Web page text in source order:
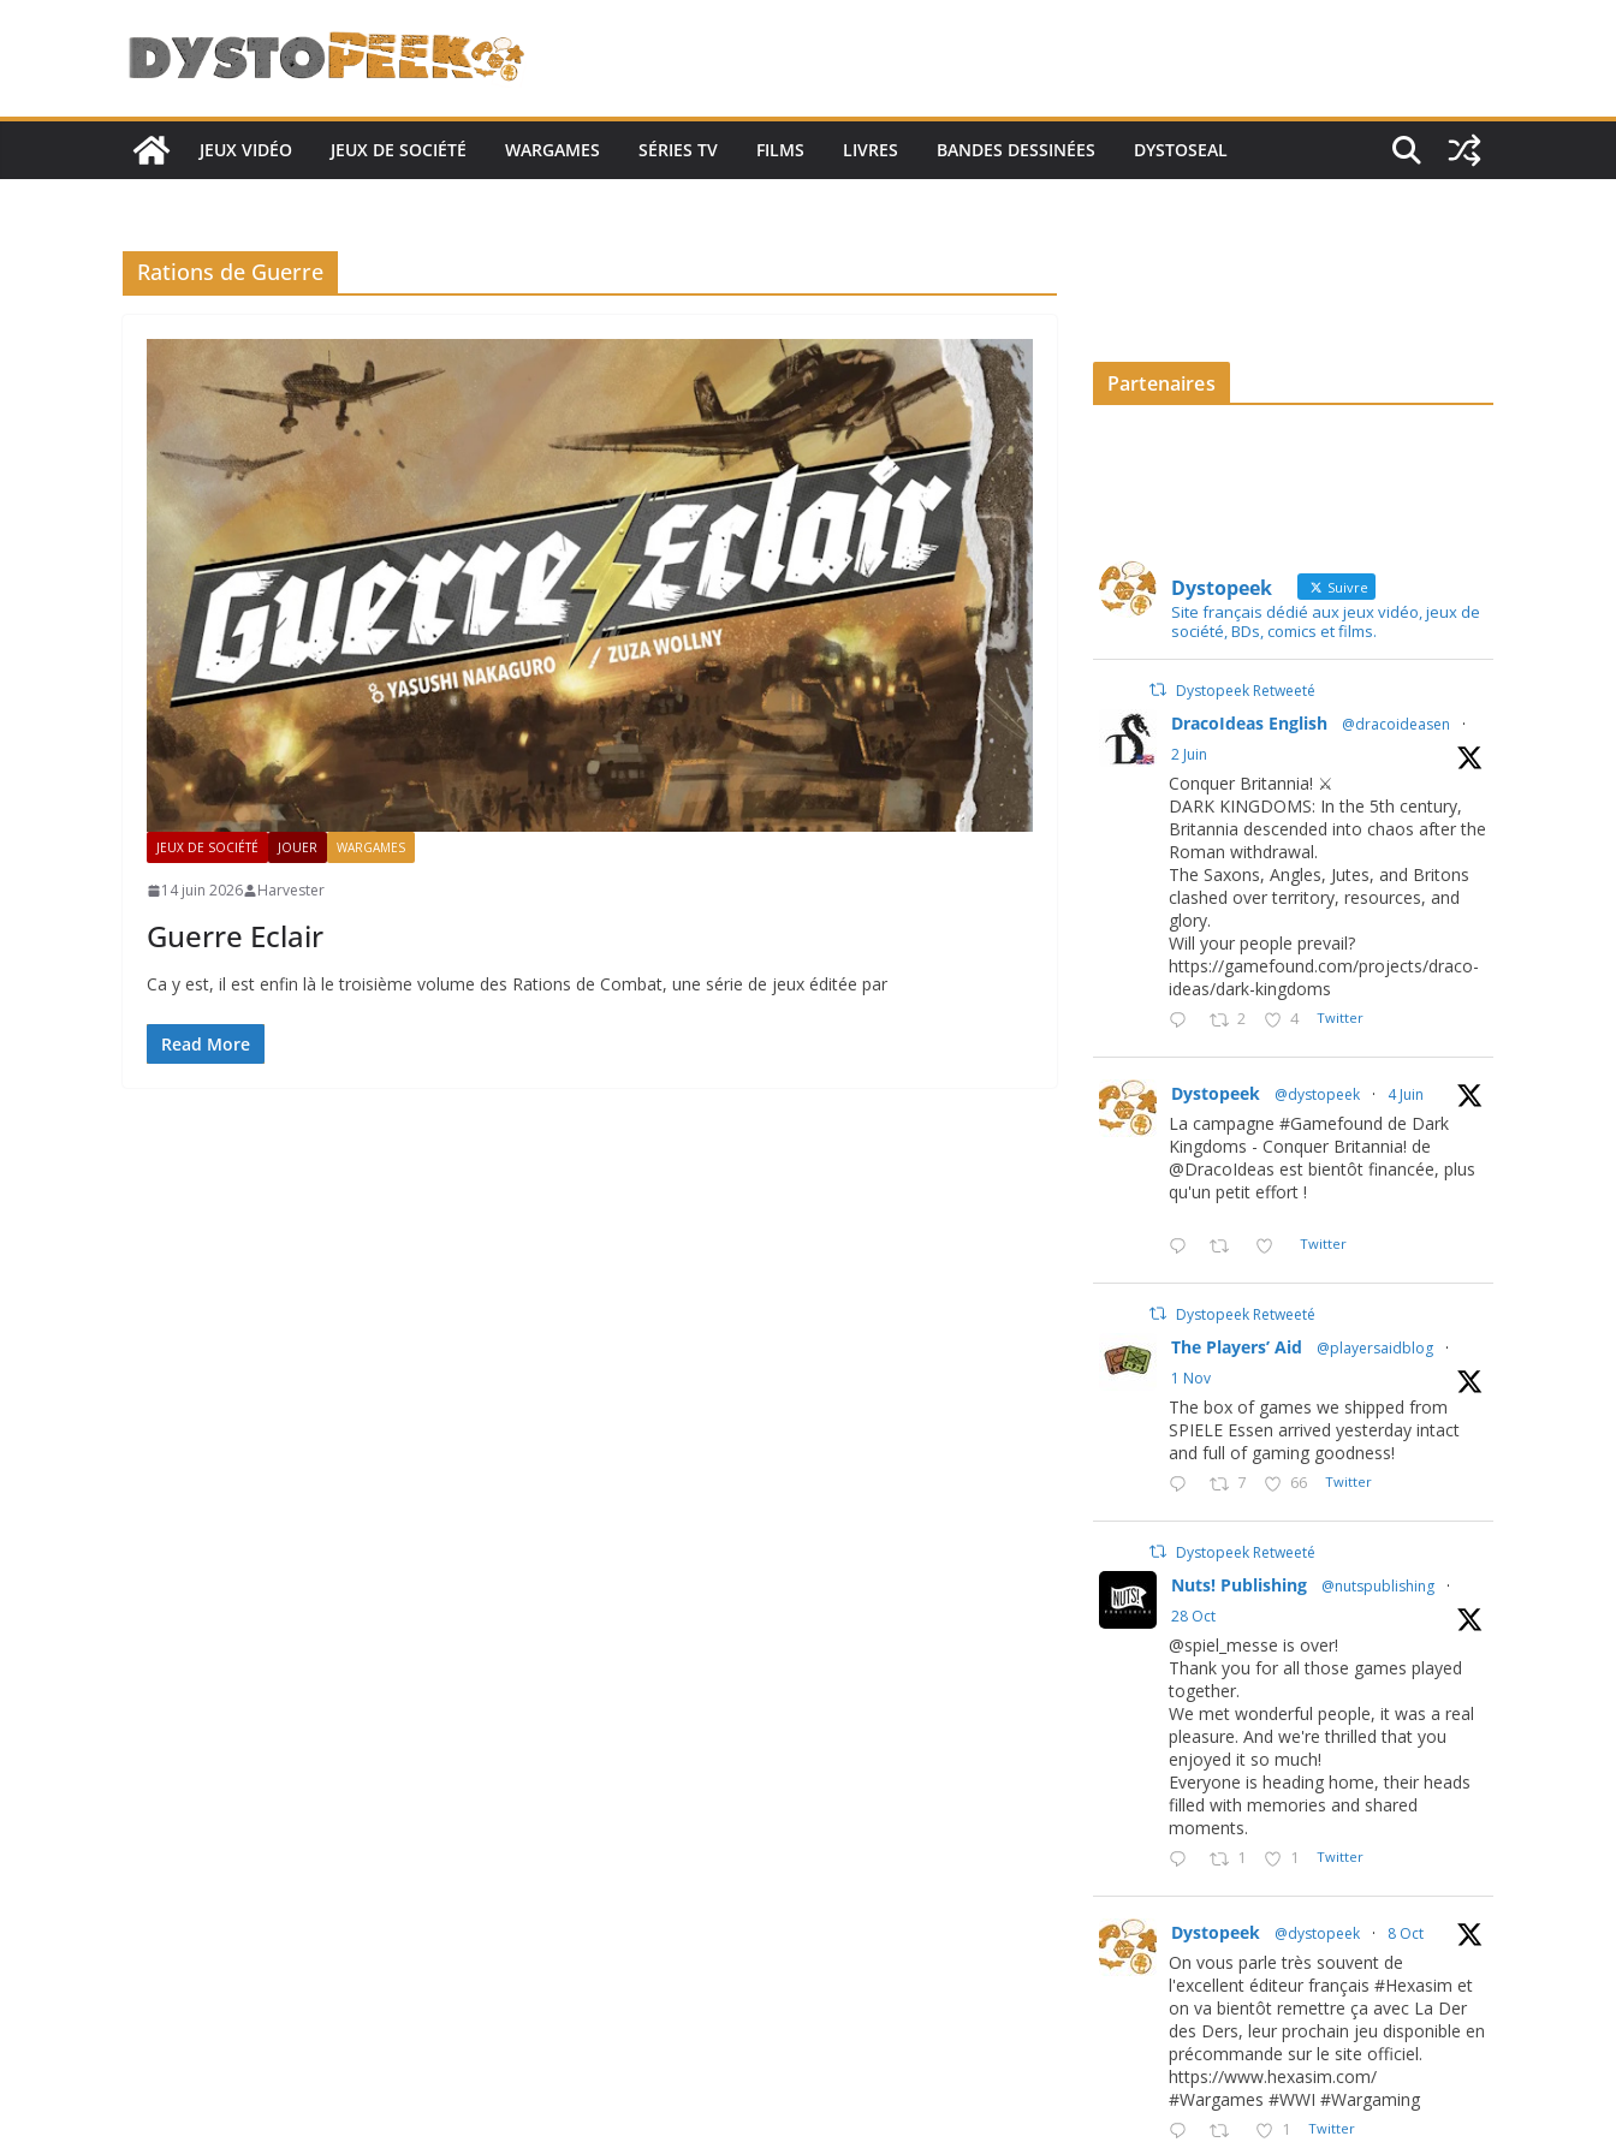
JEUX VIDÉO JEUX DE SOCIÉTÉ WARGAMES SÉRIES TV FILMS LIVRES BANDES DESSINÉES DYSTOSEAL
Rations de Guerre
JEUX DE SOCIÉTÉ JOUER WARGAMES
14 juin 2026 Harvester
Guerre Eclair
Ca y est, il est enfin là le troisième volume des Rations de Combat, une série de jeux éditée par
Read More
Partenaires
Dystopeek Suivre
Site français dédié aux jeux vidéo, jeux de
société, BDs, comics et films.
Dystopeek Retweeté
DracoIdeas English @dracoideasen
·
2 Juin
Conquer Britannia! ⚔️
DARK KINGDOMS: In the 5th century,
Britannia descended into chaos after the
Roman withdrawal.
The Saxons, Angles, Jutes, and Britons
clashed over territory, resources, and
glory.
Will your people prevail?
https://gamefound.com/projects/draco-
ideas/dark-kingdoms
2 4 Twitter
Dystopeek @dystopeek · 4 Juin
La campagne #Gamefound de Dark
Kingdoms - Conquer Britannia! de
@DracoIdeas est bientôt financée, plus
qu'un petit effort !
Twitter
Dystopeek Retweeté
The Players’ Aid @playersaidblog
·
1 Nov
The box of games we shipped from
SPIELE Essen arrived yesterday intact
and full of gaming goodness!
7 66 Twitter
Dystopeek Retweeté
Nuts! Publishing @nutspublishing
·
28 Oct
@spiel_messe is over!
Thank you for all those games played
together.
We met wonderful people, it was a real
pleasure. And we're thrilled that you
enjoyed it so much!
Everyone is heading home, their heads
filled with memories and shared
moments.
1 1 Twitter
Dystopeek @dystopeek · 8 Oct
On vous parle très souvent de
l'excellent éditeur français #Hexasim et
on va bientôt remettre ça avec La Der
des Ders, leur prochain jeu disponible en
précommande sur le site officiel.
https://www.hexasim.com/
#Wargames #WWI #Wargaming
1 Twitter